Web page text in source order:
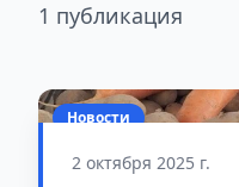
1 публикация
Новости
2 октября 2025 г.